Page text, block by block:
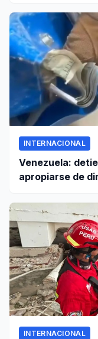
INTERNACIONAL
Venezuela:
apropiarse de
INTERNACIONAL